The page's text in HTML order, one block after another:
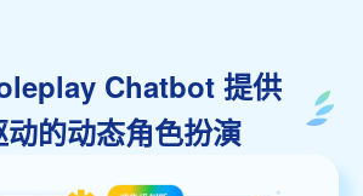
Chatbot 提供
的动态角色扮演